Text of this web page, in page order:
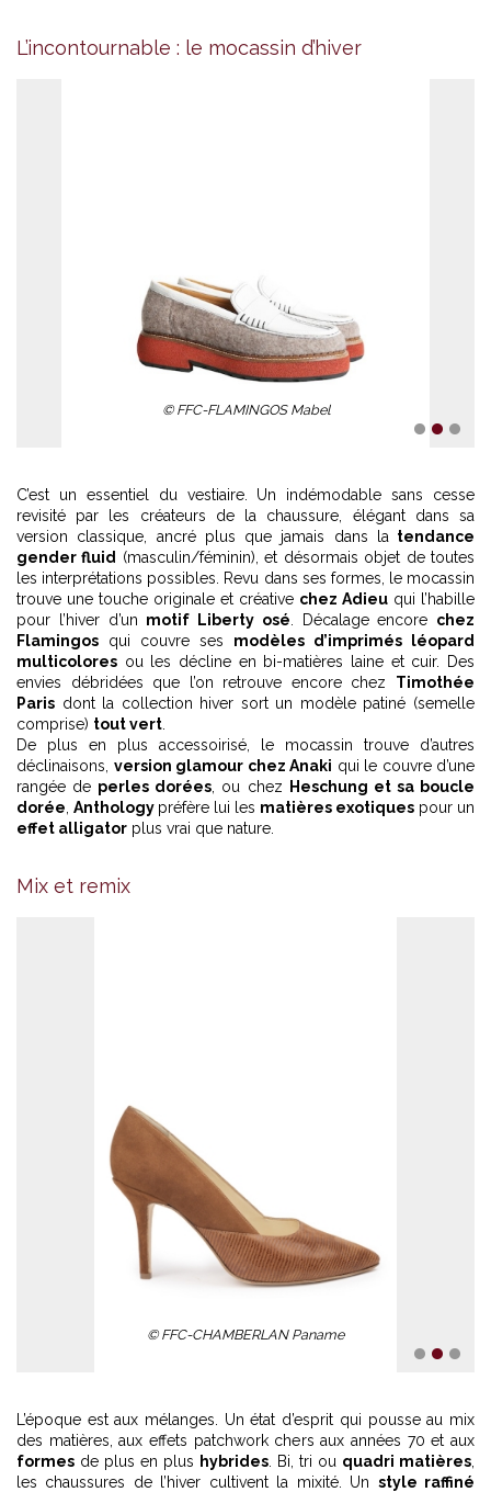
L’incontournable : le mocassin d’hiver
© FFC-FLAMINGOS Mabel
C’est un essentiel du vestiaire. Un indémodable sans cesse
revisité par les créateurs de la chaussure, élégant dans sa
version classique, ancré plus que jamais dans la tendance
gender fluid (masculin/féminin), et désormais objet de toutes
les interprétations possibles. Revu dans ses formes, le mocassin
trouve une touche originale et créative chez Adieu qui l’habille
pour l’hiver d’un motif Liberty osé . Décalage encore chez
Flamingos qui couvre ses modèles d’imprimés léopard
multicolores ou les décline en bi-matières laine et cuir. Des
envies débridées que l’on retrouve encore chez Timothée
Paris dont la collection hiver sort un modèle patiné (semelle
comprise) tout vert
De plus en plus accessoirisé, le mocassin trouve d’autres
déclinaisons, version glamour chez Anaki qui le couvre d’une
rangée de perles dorées , ou chez
Heschung et sa boucle
dorée Anthology préfère lui les matières exotiques pour un
effet alligator plus vrai que nature.
Mix et remix
© FFC-CHAMBERLAN Paname
L’époque est aux mélanges. Un état d’esprit qui pousse au mix
des matières, aux effets patchwork chers aux années 70 et aux
formes de plus en plus hybrides. Bi, tri ou quadri matières,
les chaussures de l’hiver cultivent la mixité. Un style raffiné